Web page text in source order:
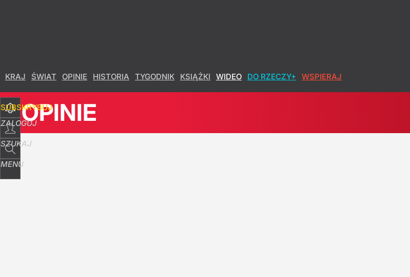
KRAJ ŚWIAT OPINIE HISTORIA TYGODNIK KSIĄŻKI WIDEO DO RZECZY+ WSPIERAJ
SUBSKRYBUJ
ZALOGUJ
SZUKAJ
MENU
OPINIE